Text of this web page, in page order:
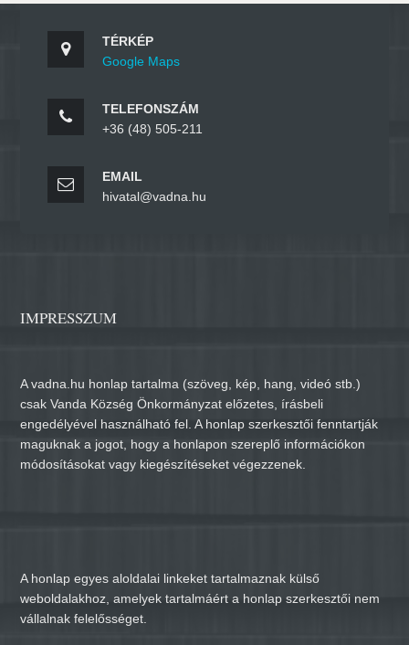
TÉRKÉP
Google Maps
TELEFONSZÁM
+36 (48) 505-211
EMAIL
hivatal@vadna.hu
IMPRESSZUM
A vadna.hu honlap tartalma (szöveg, kép, hang, videó stb.)
csak Vanda Község Önkormányzat előzetes, írásbeli
engedélyével használható fel. A honlap szerkesztői fenntartják
maguknak a jogot, hogy a honlapon szereplő információkon
módosításokat vagy kiegészítéseket végezzenek.
A honlap egyes aloldalai linkeket tartalmaznak külső
weboldalakhoz, amelyek tartalmáért a honlap szerkesztői nem
vállalnak felelősséget.